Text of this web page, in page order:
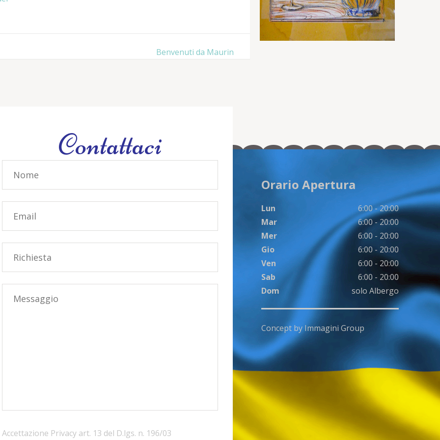
Benvenuti da Maurin
Contattaci
Accettazione Privacy art. 13 del D.lgs. n. 196/03
Orario Apertura
Lun
6:00 - 20:00
Mar
6:00 - 20:00
Mer
6:00 - 20:00
Gio
6:00 - 20:00
Ven
6:00 - 20:00
Sab
6:00 - 20:00
Dom
solo Albergo
Concept byImmagini Group